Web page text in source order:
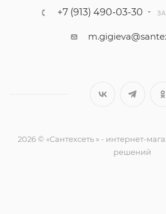
+7 (913) 490-03-30
2026 © «Сантехсеть » - интернет-
решений